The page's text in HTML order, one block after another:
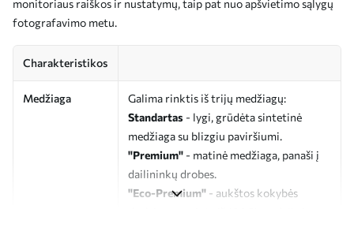
monitoriaus raiškos ir nustatymų, taip pat nuo apšvietimo sąlygų
fotografavimo metu.
Charakteristikos
Medžiaga
Galima rinktis iš trijų medžiagų:
Standartas - lygi, grūdėta sintetinė
medžiaga su blizgiu paviršiumi.
"Premium" - matinė medžiaga, panaši į
dailininkų drobes.
"Eco-Premium" - aukštos kokybės